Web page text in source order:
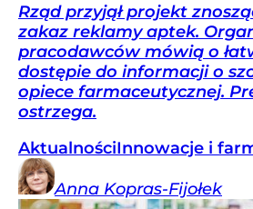
Rząd przyjął projekt
zakaz reklamy aptek.
pracodawców mówią o
dostępie do informacji o
opiece farmaceutycznej.
ostrzega.
AktualnościInnowacje i
Anna Kopras-Fijołek